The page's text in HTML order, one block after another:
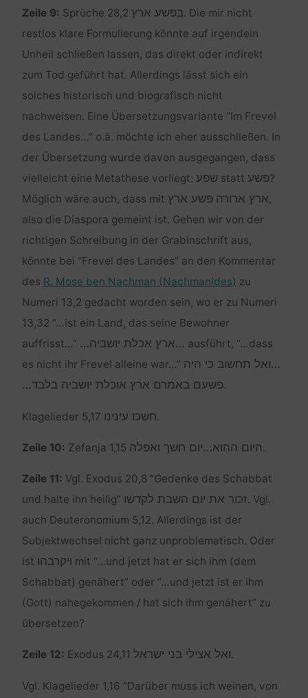
Zeile 9: Sprüche 28,2 בפשע ארץ. Die mir nicht
restlos klare Formulierung könnte auf irgendein
Unheil schließen lassen, das direkt oder indirekt
zum Tod geführt hat. Allerdings lässt sich ein
solches historisch und biografisch nicht
nachweisen. Eine Übersetzungsvariante “Im Frevel
des Landes…” o.ä. möchte ich eher ausschließen. In
der Übersetzung wurde davon ausgegangen, dass
vielleicht eine Metathese vorliegt: שפעstatt פשע?
Möglich wäre auch, dass mit פשע ארץ ארץ ארורה,
also die Diaspora gemeint ist. Gehen wir von der
richtigen Schreibung in der Grabinschrift aus,
könnte bei “Frevel des Landes” an den Kommentar
des R. Mose ben Nachman (Nachmanides) zu
Numeri 13,2 gedacht worden sein, wo er zu Numeri
13,32 “…ist ein Land, das seine Bewohner
auffrisst…” …ארץ אכלת יושביה… ausführt, “…dass
es nicht ihr Frevel alleine war…” …ואל תחשוב כי היה
פשעם באמרם ארץ אוכלת יושביה בלבד….
Klagelieder 5,17 חשכו עינינו.
Zeile 10: Zefanja 1,15 היום ההוא…יום חשך ואפלה.
Zeile 11: Vgl. Exodus 20,8 “Gedenke des Schabbat
und halte ihn heilig” זכור את יום השבת לקדשו. Vgl.
auch Deuteronomium 5,12. Allerdings ist der
Subjektwechsel nicht ganz unproblematisch. Oder
ist ויקרבהו mit “…und jetzt hat er sich ihm (dem
Schabbat) genähert” oder “…und jetzt ist er ihm
(Gott) nahegekommen / hat sich ihm genähert” zu
übersetzen?
Zeile 12: Exodus 24,11 ואל אצילי בני ישראל.
Vgl. Klagelieder 1,16 “Darüber muss ich weinen, von